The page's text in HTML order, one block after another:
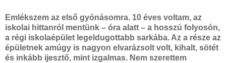
Emlékszem az első gyónásomra. 10 éves voltam, az
iskolai hittanról mentünk – óra alatt – a hosszú folyosón,
a régi iskolaépület legeldugottabb sarkába. Az a része az
épületnek amúgy is nagyon elvarázsolt volt, kihalt, sötét
és inkább ijesztő, mint izgalmas. Nem szerettem